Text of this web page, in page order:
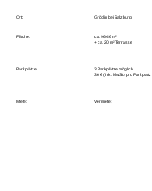
Ort:
Fläche:
Parkplätze:
Miete:
Grödig bei Salzburg
ca. 96,46 m²
+ ca. 20 m² Terrasse
Vermietet
3 Parkplätze möglich
36 € (inkl. MwSt.) pro Parkplatz